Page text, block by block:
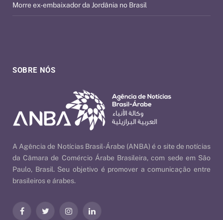
SOBRE NÓS
A Agência de Notícias Brasil-Árabe (ANBA) é o site de notícias
da Câmara de Comércio Árabe Brasileira, com sede em São
Paulo, Brasil. Seu objetivo é promover a comunicação entre
brasileiros e árabes.
FacebookTwitter InstagramLinkedIn
Morre ex-embaixador da Jordânia no Brasil